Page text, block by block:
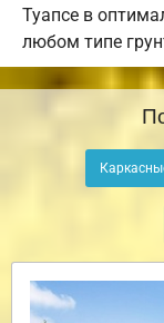
Туапсе в
любом типе